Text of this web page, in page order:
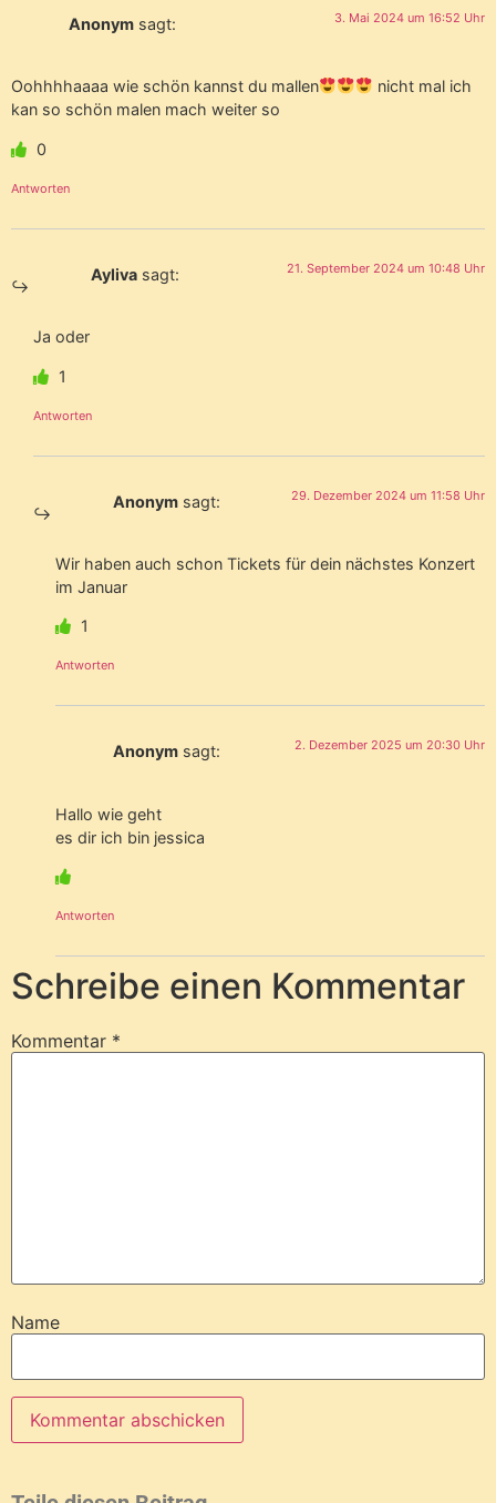
Anonym sagt: 3. Mai 2024 um 16:52 Uhr
Oohhhhaaaa wie schön kannst du mallen
nicht mal ich
kan so schön malen mach weiter so
0
Antworten
Ayliva sagt: 21. September 2024 um 10:48 Uhr
Ja oder
1
Antworten
Anonym sagt: 29. Dezember 2024 um 11:58 Uhr
Wir haben auch schon Tickets für dein nächstes Konzert
im Januar
1
Antworten
Anonym sagt: 2. Dezember 2025 um 20:30 Uhr
Hallo wie geht
es dir ich bin jessica
Antworten
Schreibe einen Kommentar
Kommentar *
Name